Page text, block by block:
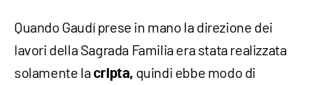
Quando Gaudí prese in mano la direzione dei
lavori della Sagrada Familia era stata realizzata
solamente la cripta, quindi ebbe modo di